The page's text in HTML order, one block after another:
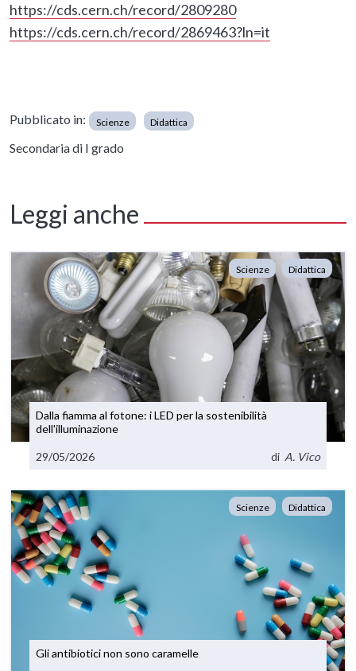
https://cds.cern.ch/record/2809280
https://cds.cern.ch/record/2869463?ln=it
Pubblicato in: Scienze Didattica
Secondaria di I grado
Leggi anche
Scienze Didattica
Dalla fiamma al fotone: i LED per la sostenibilità
dell'illuminazione
29/05/2026 di A. Vico
Scienze Didattica
Gli antibiotici non sono caramelle